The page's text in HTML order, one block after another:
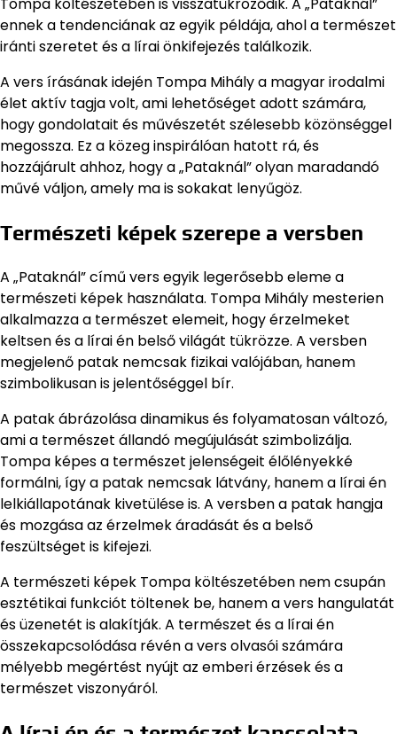
Tompa költészetében is visszatükröződik. A „Pataknál”
ennek a tendenciának az egyik példája, ahol a természet
iránti szeretet és a lírai önkifejezés találkozik.
A vers írásának idején Tompa Mihály a magyar irodalmi
élet aktív tagja volt, ami lehetőséget adott számára,
hogy gondolatait és művészetét szélesebb közönséggel
megossza. Ez a közeg inspirálóan hatott rá, és
hozzájárult ahhoz, hogy a „Pataknál” olyan maradandó
művé váljon, amely ma is sokakat lenyűgöz.
Természeti képek szerepe a versben
A „Pataknál” című vers egyik legerősebb eleme a
természeti képek használata. Tompa Mihály mesterien
alkalmazza a természet elemeit, hogy érzelmeket
keltsen és a lírai én belső világát tükrözze. A versben
megjelenő patak nemcsak fizikai valójában, hanem
szimbolikusan is jelentőséggel bír.
A patak ábrázolása dinamikus és folyamatosan változó,
ami a természet állandó megújulását szimbolizálja.
Tompa képes a természet jelenségeit élőlényekké
formálni, így a patak nemcsak látvány, hanem a lírai én
lelkiállapotának kivetülése is. A versben a patak hangja
és mozgása az érzelmek áradását és a belső
feszültséget is kifejezi.
A természeti képek Tompa költészetében nem csupán
esztétikai funkciót töltenek be, hanem a vers hangulatát
és üzenetét is alakítják. A természet és a lírai én
összekapcsolódása révén a vers olvasói számára
mélyebb megértést nyújt az emberi érzések és a
természet viszonyáról.